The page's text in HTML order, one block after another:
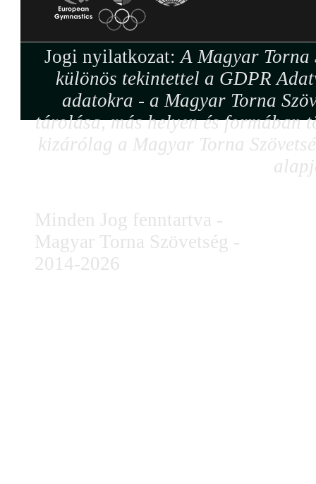
Jogi nyilatkozat:A Magyar Torna
különös tekintettel a GDPR
adatokra - a Magyar Torna
tárolása, más helyen és formában
kizárólag a Magyar Torna
Minden Jog fenntartva -
Magyar Torna Szövetség -
2014-2026